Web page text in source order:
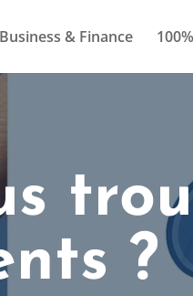
Business & Finance
?